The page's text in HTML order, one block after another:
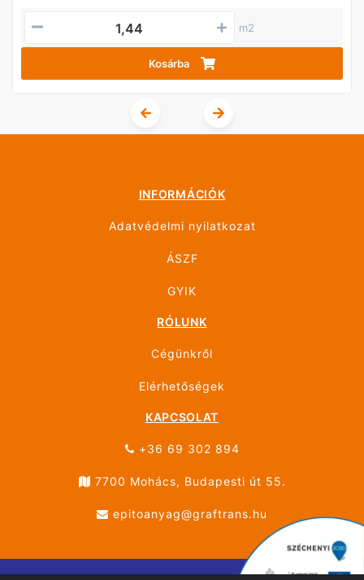
m2
Kosárba
INFORMÁCIÓK
Adatvédelmi nyilatkozat
ÁSZF
GYIK
RÓLUNK
Cégünkről
Elérhetőségek
KAPCSOLAT
+36 69 302 894
7700 Mohács, Budapesti út 55.
epitoanyag@graftrans.hu